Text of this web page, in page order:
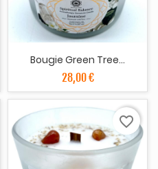
Bougie Green Tree...
28,00 €
favorite_border